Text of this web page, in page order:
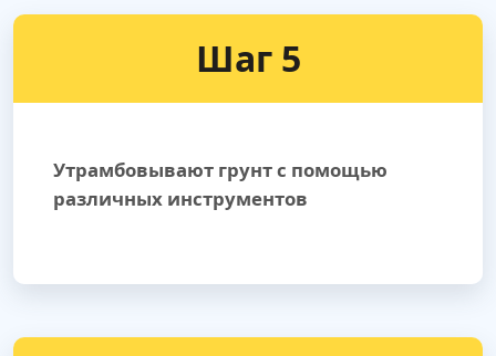
Шаг 5
Утрамбовывают грунт с помощью
различных инструментов